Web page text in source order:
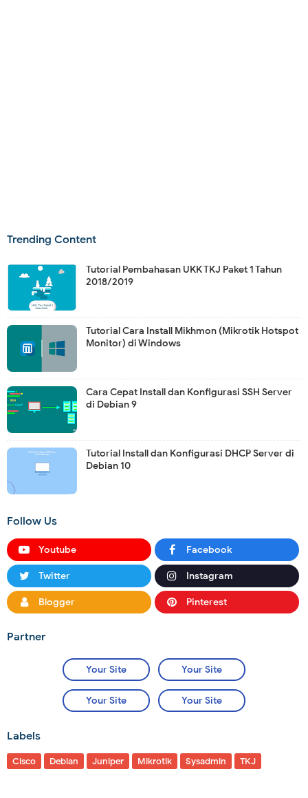
Trending Content
Tutorial Pembahasan UKK TKJ Paket 1 Tahun
2018/2019
Tutorial Cara Install Mikhmon (Mikrotik Hotspot
Monitor) di Windows
Cara Cepat Install dan Konfigurasi SSH Server
di Debian 9
Tutorial Install dan Konfigurasi DHCP Server di
Debian 10
Follow Us
Youtube Facebook
Twitter Instagram
Blogger Pinterest
Partner
Your Site Your Site
Your Site Your Site
Labels
Cisco Debian Juniper Mikrotik Sysadmin TKJ